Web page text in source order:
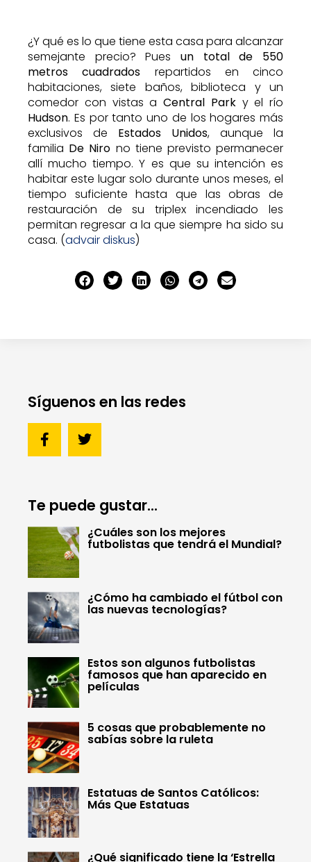
¿Y qué es lo que tiene esta casa para alcanzar
semejante precio? Pues un total de 550
metros cuadrados repartidos en cinco
habitaciones, siete baños, biblioteca y un
comedor con vistas a Central Parky el río
Hudson. Es por tanto uno de los hogares más
exclusivos de Estados Unidos, aunque la
familia De Niro no tiene previsto permanecer
allí mucho tiempo. Y es que su intención es
habitar este lugar solo durante unos meses, el
tiempo suficiente hasta que las obras de
restauración de su triplex incendiado les
permitan regresar a la que siempre ha sido su
casa. (advair diskus)
Síguenos en las redes
Te puede gustar...
¿Cuáles son los mejores
futbolistas que tendrá el Mundial?
¿Cómo ha cambiado el fútbol con
las nuevas tecnologías?
Estos son algunos futbolistas
famosos que han aparecido en
películas
5 cosas que probablemente no
sabías sobre la ruleta
Estatuas de Santos Católicos:
Más Que Estatuas
¿Qué significado tiene la ‘Estrella